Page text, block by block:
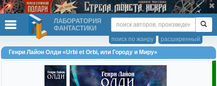
ЛАБОРАТОРИЯ
ФАНТАСТИКИ
расширенный
поиск по жанру
Генри Лайон Олди «Urbi et Оrbi, или Городу и Миру»